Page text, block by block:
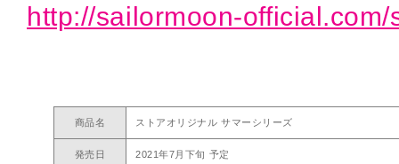
http://sailormoon-official.com/
商品名 ストアオリジナル サマーシリーズ
発売日 2021年7月下旬 予定